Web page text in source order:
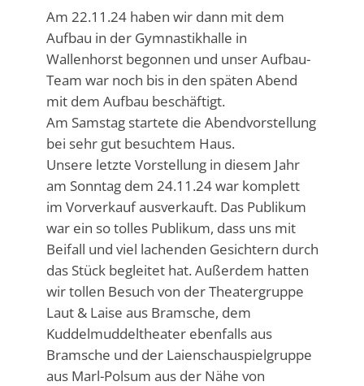
Am 22.11.24 haben wir dann mit dem
Aufbau in der Gymnastikhalle in
Wallenhorst begonnen und unser Aufbau-
Team war noch bis in den späten Abend
mit dem Aufbau beschäftigt.
Am Samstag startete die Abendvorstellung
bei sehr gut besuchtem Haus.
Unsere letzte Vorstellung in diesem Jahr
am Sonntag dem 24.11.24 war komplett
im Vorverkauf ausverkauft. Das Publikum
war ein so tolles Publikum, dass uns mit
Beifall und viel lachenden Gesichtern durch
das Stück begleitet hat. Außerdem hatten
wir tollen Besuch von der Theatergruppe
Laut & Laise aus Bramsche, dem
Kuddelmuddeltheater ebenfalls aus
Bramsche und der Laienschauspielgruppe
aus Marl-Polsum aus der Nähe von